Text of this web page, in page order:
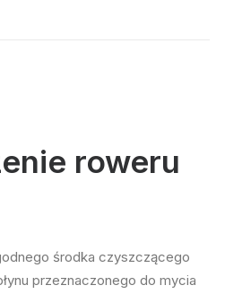
roweru
środka czyszczącego
przeznaczonego do mycia